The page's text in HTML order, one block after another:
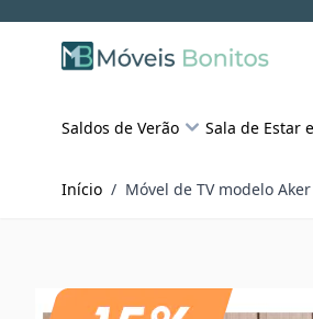
Skip to Content
Saldos de Verão Sala de Estar
Início / Móvel de TV modelo